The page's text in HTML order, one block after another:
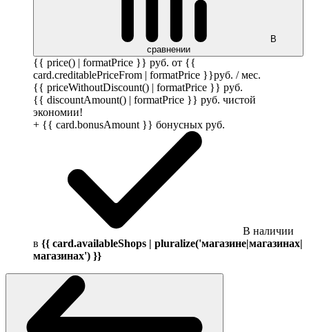
В
сравнении
{{ price() | formatPrice }} руб. от {{
card.creditablePriceFrom | formatPrice }}руб. / мес.
{{ priceWithoutDiscount() | formatPrice }} руб.
{{ discountAmount() | formatPrice }} руб. чистой
экономии!
+ {{ card.bonusAmount }} бонусных руб.
В наличии
в {{ card.availableShops | pluralize('магазине|магазинах|
магазинах') }}